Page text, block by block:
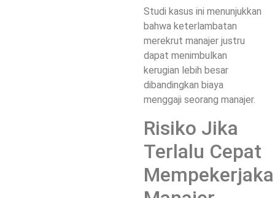
Studi kasus ini menunjukkan
bahwa keterlambatan
merekrut manajer justru
dapat menimbulkan
kerugian lebih besar
dibandingkan biaya
menggaji seorang manajer.
Risiko Jika
Terlalu Cepat